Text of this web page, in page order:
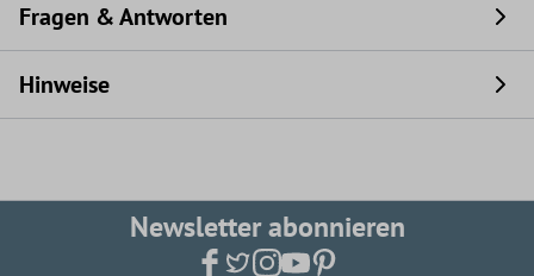
Fragen & Antworten
Hinweise
Newsletter abonnieren